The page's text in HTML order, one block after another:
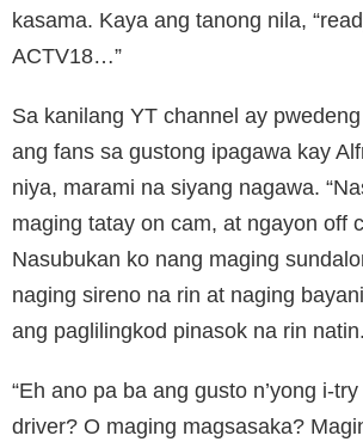
kasama. Kaya ang tanong nila,
ACTV18…”
Sa kanilang YT channel ay
ang fans sa gustong ipagawa kay
niya, marami na siyang nagawa.
maging tatay on cam, at ngayon off
Nasubukan ko nang maging
naging sireno na rin at naging
ang paglilingkod pinasok na rin natin.
“Eh ano pa ba ang gusto n’yong i-
driver? O maging magsasaka?